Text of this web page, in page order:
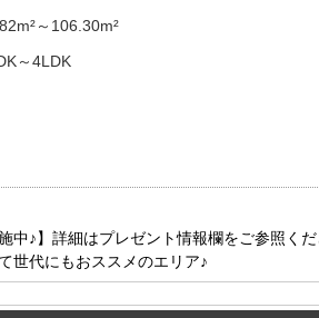
～106.30m²
～4LDK
中♪】詳細はプレゼント情報欄をご参照く
世代にもおススメのエリア♪
方面エリアの中古一戸建
方面エリアのマンション
方面エリアの土地
船橋･市
船橋･市